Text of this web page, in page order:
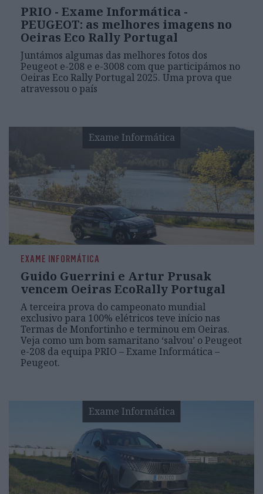
PRIO - Exame Informática -
PEUGEOT: as melhores imagens no
Oeiras Eco Rally Portugal
Juntámos algumas das melhores fotos dos
Peugeot e-208 e e-3008 com que participámos no
Oeiras Eco Rally Portugal 2025. Uma prova que
atravessou o país
Exame Informática
EXAME INFORMÁTICA
Guido Guerrini e Artur Prusak
vencem Oeiras EcoRally Portugal
A terceira prova do campeonato mundial
exclusivo para 100% elétricos teve início nas
Termas de Monfortinho e terminou em Oeiras.
Veja como um bom samaritano ‘salvou’ o Peugeot
e-208 da equipa PRIO – Exame Informática –
Peugeot.
Exame Informática